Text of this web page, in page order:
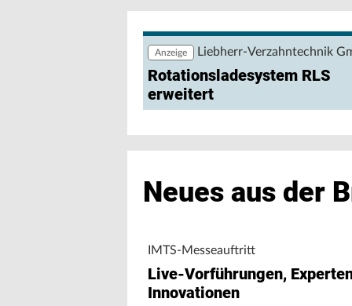
nutzen? Eine browserbasierte
Maschinendaten und unterstützt
Maschinenleistung, Stillständen und
Anzeige Liebherr-Verzahntechnik
Rotationsladesystem RLS
erweitert
Neues aus der
IMTS-Messeauftritt
Live-Vorführungen,
Innovationen